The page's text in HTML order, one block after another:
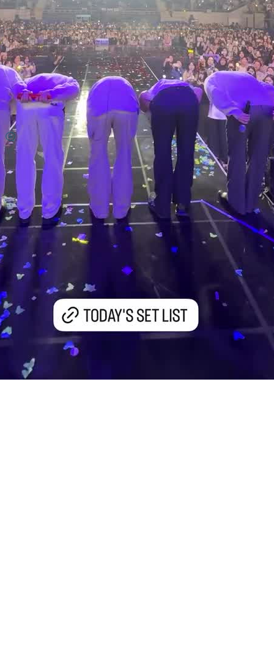
#어썸 #어썸스테이지 #인스스
N.
Subscribe to 'N.Flying Archive'
Subscribe to my site to be the first to receive notifications and emails
about the latest updates, including new posts.
Join Slashpage and subscribe to 'N.Flying Archive'!
Subscribe